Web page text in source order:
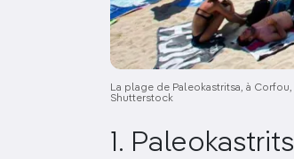
La plage de Paleokastritsa, à
Shutterstock
1.